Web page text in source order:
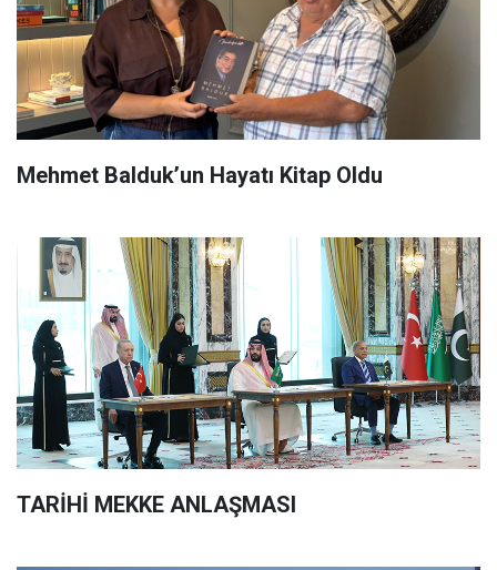
Mehmet Balduk’un Hayatı Kitap Oldu
TARİHİ MEKKE ANLAŞMASI